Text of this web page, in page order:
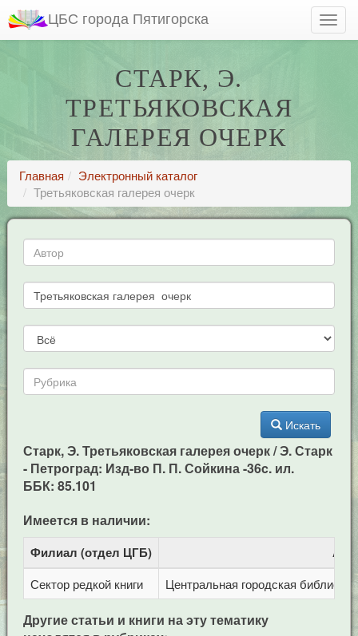
ЦБС города Пятигорска
СТАРК, Э.
ТРЕТЬЯКОВСКАЯ
ГАЛЕРЕЯ ОЧЕРК
Главная
Электронный каталог
Третьяковская галерея очерк
Искать
Старк, Э. Третьяковская галерея очерк / Э. Старк
- Петроград: Изд-во П. П. Сойкина -36c. ил.
ББК: 85.101
Имеется в наличии:
Филиал (отдел ЦГБ)
Сектор редкой книги Центральная городская
Другие статьи и книги на эту тематику